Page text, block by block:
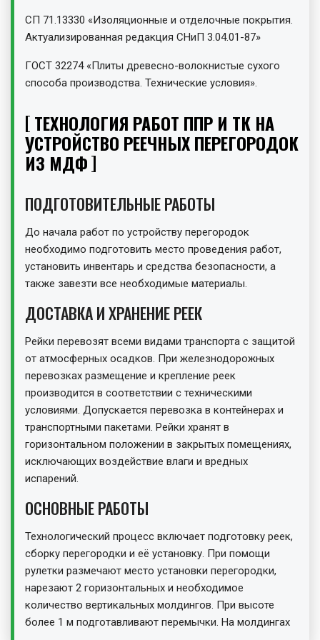
СП 71.13330 «Изоляционные и отделочные покрытия.
Актуализированная редакция СНиП 3.04.01-87»
ГОСТ 32274 «Плиты древесно-волокнистые сухого
способа производства. Технические условия».
ТЕХНОЛОГИЯ РАБОТ ППР И ТК НА
УСТРОЙСТВО РЕЕЧНЫХ ПЕРЕГОРОДОК
ИЗ МДФ
ПОДГОТОВИТЕЛЬНЫЕ РАБОТЫ
До начала работ по устройству перегородок
необходимо подготовить место проведения работ,
установить инвентарь и средства безопасности, а
также завезти все необходимые материалы.
ДОСТАВКА И ХРАНЕНИЕ РЕЕК
Рейки перевозят всеми видами транспорта с защитой
от атмосферных осадков. При железнодорожных
перевозках размещение и крепление реек
производится в соответствии с техническими
условиями. Допускается перевозка в контейнерах и
транспортными пакетами. Рейки хранят в
горизонтальном положении в закрытых помещениях,
исключающих воздействие влаги и вредных
испарений.
ОСНОВНЫЕ РАБОТЫ
Технологический процесс включает подготовку реек,
сборку перегородки и её установку. При помощи
рулетки размечают место установки перегородки,
нарезают 2 горизонтальных и необходимое
количество вертикальных молдингов. При высоте
более 1 м подготавливают перемычки. На молдингах